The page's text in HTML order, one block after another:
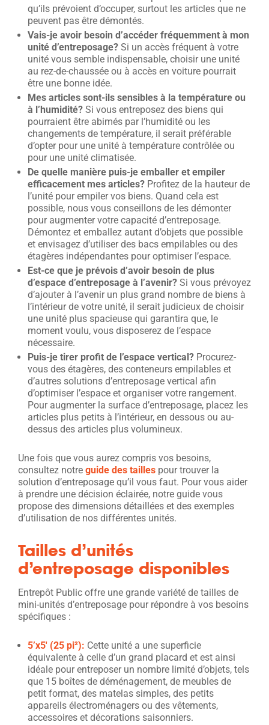
qu’ils prévoient d’occuper, surtout les articles que ne
peuvent pas être démontés.
Vais-je avoir besoin d’accéder fréquemment à mon
unité d’entreposage? Si un accès fréquent à votre
unité vous semble indispensable, choisir une unité
au rez-de-chaussée ou à accès en voiture pourrait
être une bonne idée.
Mes articles sont-ils sensibles à la température ou
à l’humidité? Si vous entreposez des biens qui
pourraient être abimés par l’humidité ou les
changements de température, il serait préférable
d’opter pour une unité à température contrôlée ou
pour une unité climatisée.
De quelle manière puis-je emballer et empiler
efficacement mes articles? Profitez de la hauteur de
l’unité pour empiler vos biens. Quand cela est
possible, nous vous conseillons de les démonter
pour augmenter votre capacité d’entreposage.
Démontez et emballez autant d’objets que possible
et envisagez d’utiliser des bacs empilables ou des
étagères indépendantes pour optimiser l’espace.
Est-ce que je prévois d’avoir besoin de plus
d’espace d’entreposage à l’avenir? Si vous prévoyez
d’ajouter à l’avenir un plus grand nombre de biens à
l’intérieur de votre unité, il serait judicieux de choisir
une unité plus spacieuse qui garantira que, le
moment voulu, vous disposerez de l’espace
nécessaire.
Puis-je tirer profit de l’espace vertical? Procurez-
vous des étagères, des conteneurs empilables et
d’autres solutions d’entreposage vertical afin
d’optimiser l’espace et organiser votre rangement.
Pour augmenter la surface d’entreposage, placez les
articles plus petits à l’intérieur, en dessous ou au-
dessus des articles plus volumineux.
Une fois que vous aurez compris vos besoins,
consultez notre guide des tailles pour trouver la
solution d’entreposage qu’il vous faut. Pour vous aider
à prendre une décision éclairée, notre guide vous
propose des dimensions détaillées et des exemples
d’utilisation de nos différentes unités.
Tailles d’unités
d’entreposage disponibles
Entrepôt Public offre une grande variété de tailles de
mini-unités d’entreposage pour répondre à vos besoins
spécifiques :
5’x5′ (25 pi²): Cette unité a une superficie
équivalente à celle d’un grand placard et est ainsi
idéale pour entreposer un nombre limité d’objets, tels
que 15 boîtes de déménagement, de meubles de
petit format, des matelas simples, des petits
appareils électroménagers ou des vêtements,
accessoires et décorations saisonniers.